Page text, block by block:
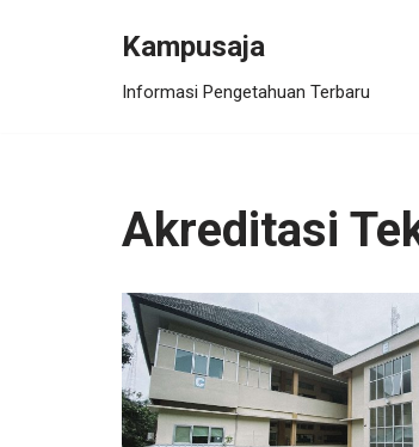
Kampusaja
Informasi Pengetahuan Terbaru
Akreditasi